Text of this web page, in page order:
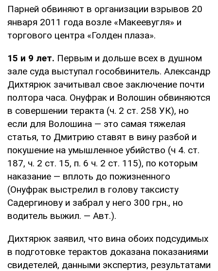
Парней обвиняют в организации взрывов 20
января 2011 года возле «Макеевугля» и
торгового центра «Голден плаза».
15 и 9 лет. Первым и дольше всех в душном
зале суда выступал гособвинитель. Александр
Дихтярюк зачитывал свое заключение почти
полтора часа. Онуфрак и Волошин обвиняются
в совершении теракта (ч. 2 ст. 258 УК), но
если для Волошина — это самая тяжелая
статья, то Дмитрию ставят в вину разбой и
покушение на умышленное убийство (ч 4. ст.
187, ч. 2 ст. 15, п. 6 ч. 2 ст. 115), по которым
наказание — вплоть до пожизненного
(Онуфрак выстрелил в голову таксисту
Садергинову и забрал у него 300 грн., но
водитель выжил. — Авт.).
Дихтярюк заявил, что вина обоих подсудимых
в подготовке терактов доказана показаниями
свидетелей, данными экспертиз, результатами